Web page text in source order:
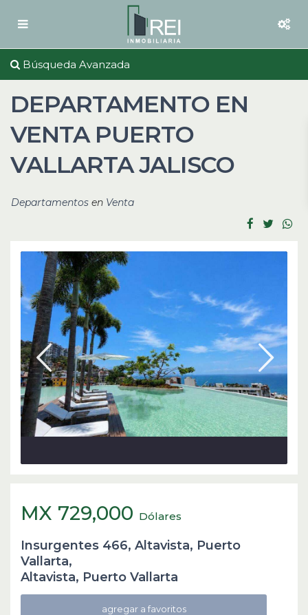
Búsqueda Avanzada
DEPARTAMENTO EN
VENTA PUERTO
VALLARTA JALISCO
Departamentos en Venta
MX 729,000 Dólares
Insurgentes 466, Altavista, Puerto
Vallarta,
Altavista, Puerto Vallarta
agregar a favoritos